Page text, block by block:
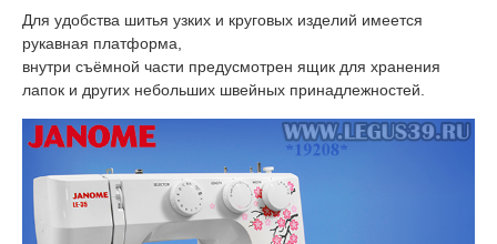
Для удобства шитья узких и круговых изделий имеется
рукавная платформа,
внутри съёмной части предусмотрен ящик для хранения
лапок и других небольших швейных принадлежностей.